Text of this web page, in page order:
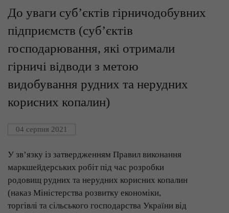
До уваги суб’єктів гірничодобувних
підприємств (суб’єктів
господарювання, які отримали
гірничі відводи з метою
видобування рудних та нерудних
корисних копалин)
04 серпня 2021
У зв’язку із затвердженням Правил виконання
маркшейдерських робіт під час розробки
родовищ рудних та нерудних корисних копалин
(наказ Міністерства розвитку економіки,
торгівлі та сільського господарства України від